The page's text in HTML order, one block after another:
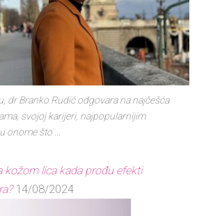
dr Branko Rudić odgovara na najčešća
svojoj karijeri, najpopularnijim
onome što ...
kožom lica kada prođu efekti
14/08/2024